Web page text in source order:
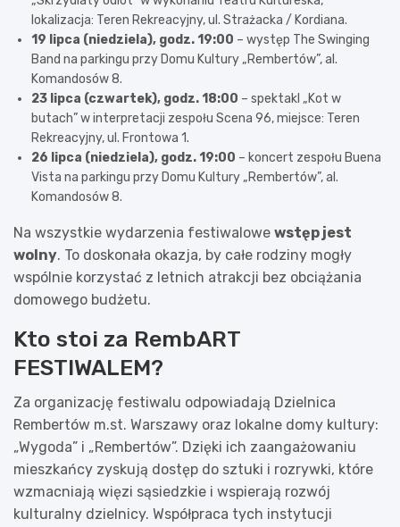
lokalizacja: Teren Rekreacyjny, ul. Strażacka / Kordiana.
19 lipca (niedziela), godz. 19:00 – występ The Swinging
Band na parkingu przy Domu Kultury „Rembertów”, al.
Komandosów 8.
23 lipca (czwartek), godz. 18:00 – spektakl „Kot w
butach” w interpretacji zespołu Scena 96, miejsce: Teren
Rekreacyjny, ul. Frontowa 1.
26 lipca (niedziela), godz. 19:00 – koncert zespołu Buena
Vista na parkingu przy Domu Kultury „Rembertów”, al.
Komandosów 8.
Na wszystkie wydarzenia festiwalowe wstęp jest
wolny. To doskonała okazja, by całe rodziny mogły
wspólnie korzystać z letnich atrakcji bez obciążania
domowego budżetu.
Kto stoi za RembART
FESTIWALEM?
Za organizację festiwalu odpowiadają Dzielnica
Rembertów m.st. Warszawy oraz lokalne domy kultury:
„Wygoda” i „Rembertów”. Dzięki ich zaangażowaniu
mieszkańcy zyskują dostęp do sztuki i rozrywki, które
wzmacniają więzi sąsiedzkie i wspierają rozwój
kulturalny dzielnicy. Współpraca tych instytucji